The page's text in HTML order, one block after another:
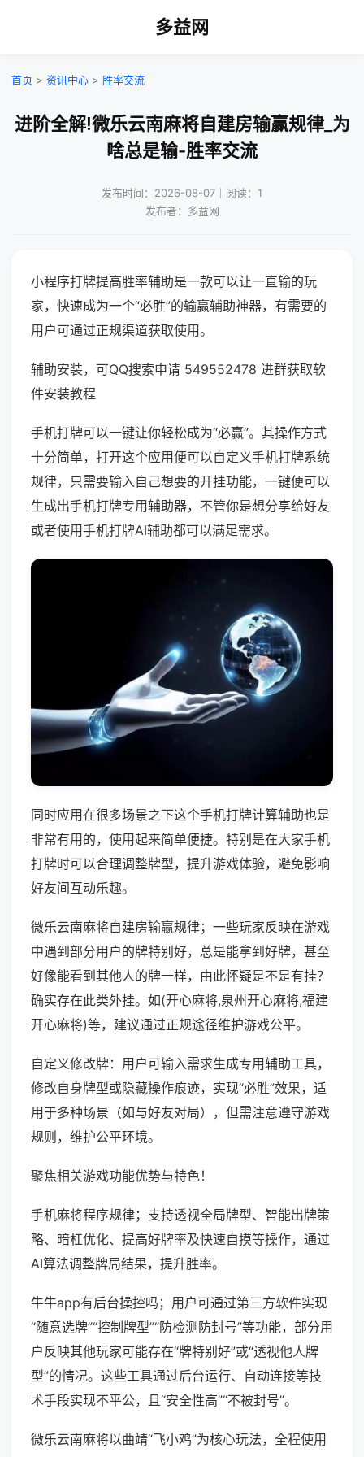
多益网
首页 > 资讯中心 > 胜率交流
进阶全解!微乐云南麻将自建房输赢规律_为
啥总是输-胜率交流
发布时间：2026-08-07｜阅读：1
发布者：多益网
小程序打牌提高胜率辅助是一款可以让一直输的玩
家，快速成为一个“必胜”的输赢辅助神器，有需要的
用户可通过正规渠道获取使用。
辅助安装，可QQ搜索申请 549552478 进群获取软
件安装教程
手机打牌可以一键让你轻松成为“必赢”。其操作方式
十分简单，打开这个应用便可以自定义手机打牌系统
规律，只需要输入自己想要的开挂功能，一键便可以
生成出手机打牌专用辅助器，不管你是想分享给好友
或者使用手机打牌AI辅助都可以满足需求。
同时应用在很多场景之下这个手机打牌计算辅助也是
非常有用的，使用起来简单便捷。特别是在大家手机
打牌时可以合理调整牌型，提升游戏体验，避免影响
好友间互动乐趣。
微乐云南麻将自建房输赢规律；一些玩家反映在游戏
中遇到部分用户的牌特别好，总是能拿到好牌，甚至
好像能看到其他人的牌一样，由此怀疑是不是有挂？
确实存在此类外挂。如(开心麻将,泉州开心麻将,福建
开心麻将)等，建议通过正规途径维护游戏公平。
自定义修改牌：用户可输入需求生成专用辅助工具，
修改自身牌型或隐藏操作痕迹，实现“必胜”效果，适
用于多种场景（如与好友对局），但需注意遵守游戏
规则，维护公平环境。
聚焦相关游戏功能优势与特色！
手机麻将程序规律；支持透视全局牌型、智能出牌策
略、暗杠优化、提高好牌率及快速自摸等操作，通过
AI算法调整牌局结果，提升胜率。
牛牛app有后台操控吗；用户可通过第三方软件实现
“随意选牌”“控制牌型”“防检测防封号”等功能，部分用
户反映其他玩家可能存在“牌特别好”或“透视他人牌
型”的情况。这些工具通过后台运行、自动连接等技
术手段实现不平公，且“安全性高”“不被封号”。
微乐云南麻将以曲靖“飞小鸡”为核心玩法，全程使用